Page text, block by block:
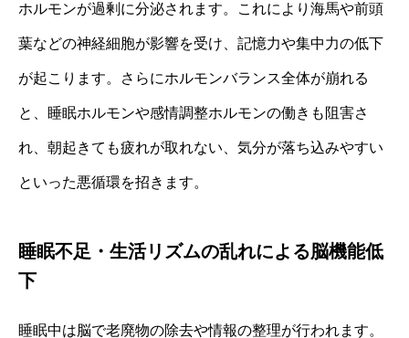
ホルモンが過剰に分泌されます。これにより海馬や前頭
葉などの神経細胞が影響を受け、記憶力や集中力の低下
が起こります。さらにホルモンバランス全体が崩れる
と、睡眠ホルモンや感情調整ホルモンの働きも阻害さ
れ、朝起きても疲れが取れない、気分が落ち込みやすい
といった悪循環を招きます。
睡眠不足・生活リズムの乱れによる脳機能低
下
睡眠中は脳で老廃物の除去や情報の整理が行われます。